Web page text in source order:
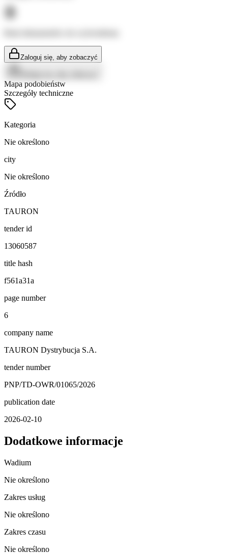
Zaloguj się, aby zobaczyć
Mapa podobieństw
Szczegóły techniczne
Kategoria
Nie określono
city
Nie określono
Źródło
TAURON
tender id
13060587
title hash
f561a31a
page number
6
company name
TAURON Dystrybucja S.A.
tender number
PNP/TD-OWR/01065/2026
publication date
2026-02-10
Dodatkowe informacje
Wadium
Nie określono
Zakres usług
Nie określono
Zakres czasu
Nie określono